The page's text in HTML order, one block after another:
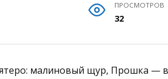
ПРОСМОТРОВ
32
малиновый щур, Прошка —